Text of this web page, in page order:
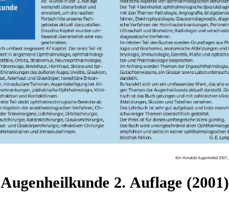
Augenheilkunde 2. Auflage (2001)